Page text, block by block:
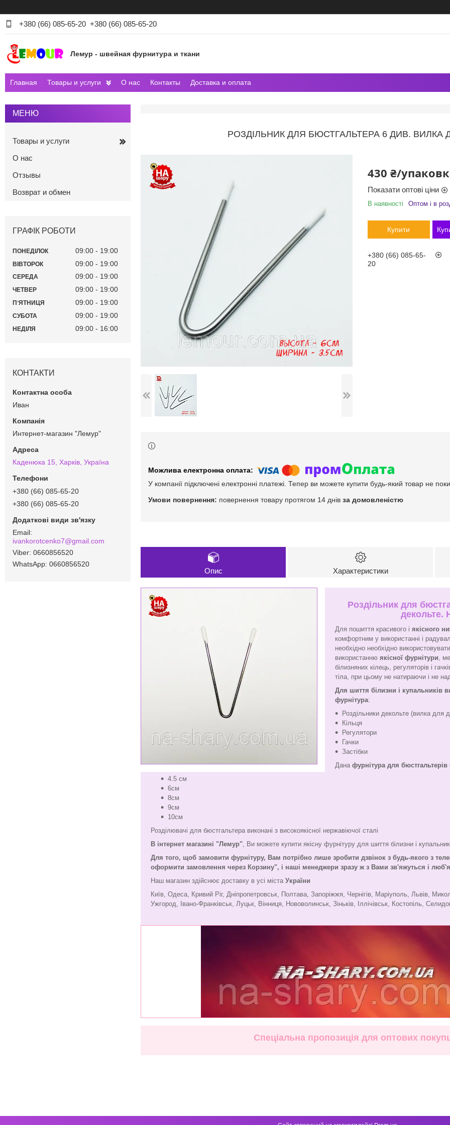
+380 (66) 085-65-20 +380 (66) 085-65-20
Лемур - швейная фурнитура и ткани
Главная Товары и услуги О нас Контакты Доставка и оплата
РОЗДІЛЬНИК ДЛЯ БЮСТГАЛЬТЕРА 6 ДИВ. ВИЛКА
430 ₴/
Показати оптові ціни
В наявності Оптом і в
Купити
+380 (66) 085-65-
20
У компанії підключені електронні платежі. Тепер ви можете купити будь-який товар не
повернення товару протягом 14 днів за домовленістю
Опис Характеристики
Роздільник для
декольте.
Для пошиття красивого і якісного
комфортним у використанні і
необхідно необхідно
використанню якісної фурнітури,
білизняних кілець, регуляторів і
тіла, при цьому не натираючи і не
Для шиття білизни і купальників
фурнітура:
Роздільники декольте (вилка для
Кільця
Регулятори
Гачки
Застібки
Дана фурнітура для бюстгальтерів
4.5 см
6см
8см
9см
10см
Розділювачі для бюстгальтера виконані з високоякісної нержавіючої сталі
В інтернет магазині "Лемур", Ви можете купити якісну фурнітуру для шиття білизни і
Для того, щоб замовити фурнітуру, Вам потрібно лише зробити дзвінок з будь-якого з
оформити замовлення через Корзину", і наші менеджери зразу ж з Вами зв'яжуться і
Наш магазин здійснює доставку в усі міста України
Київ, Одеса, Кривий Ріг, Дніпропетровськ, Полтава, Запоріжжя, Чернігів, Маріуполь, Львів,
Ужгород, Івано-Франківськ, Луцьк, Вінниця, Нововолинськ, Зіньків, Іллічівськ, Костопіль,
Спеціальна пропозиція для оптових
Товары и услуги
О нас
Отзывы
Возврат и обмен
ГРАФІК РОБОТИ
ПОНЕДІЛОК 09:00 19:00
ВІВТОРОК 09:00 19:00
СЕРЕДА 09:00 19:00
ЧЕТВЕР 09:00 19:00
ПʼЯТНИЦЯ 09:00 19:00
СУБОТА 09:00 19:00
НЕДІЛЯ 09:00 16:00
КОНТАКТИ
Иван
Интернет-магазин "Лемур"
Каденюка 15, Харків, Україна
+380 (66) 085-65-20
+380 (66) 085-65-20
ivankorotcenko7@gmail.com
0660856520
0660856520